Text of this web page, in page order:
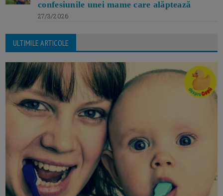
confesiunile unei mame care alăptează
27/3/2026
ULTIMILE ARTICOLE